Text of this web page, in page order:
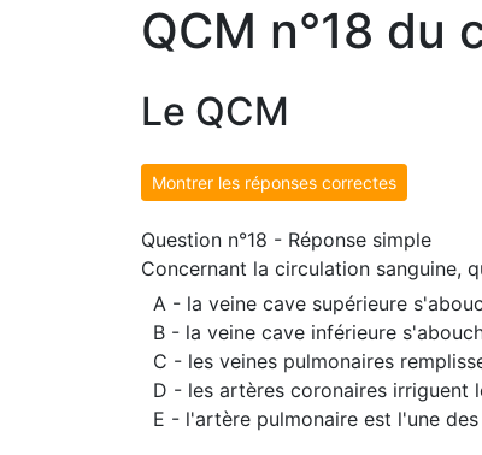
QCM n°18
Le QCM
Montrer les réponses correctes
Question n°18 - Réponse simple
Concernant la circulation sanguine,
A - la veine cave supérieure
B - la veine cave inférieure
C - les veines pulmonaires
D - les artères coronaires irriguent
E - l'artère pulmonaire est l'une